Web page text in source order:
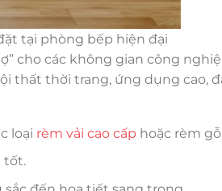
tại phòng bếp hiện đại
cho các không gian công
thất thời trang, ứng dụng cao,
loại rèm vải cao cấp hoặc rèm
tốt.